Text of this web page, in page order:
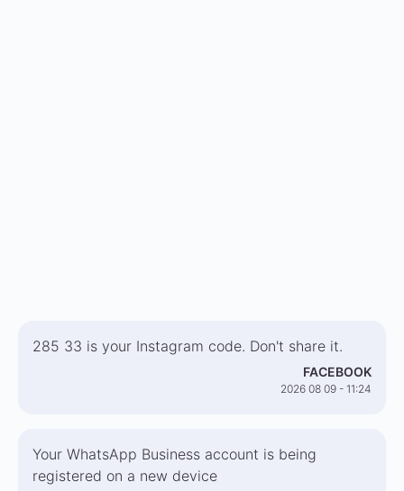
285 33 is your Instagram code. Don't share it.
FACEBOOK
2026 08 09 - 11:24
Your WhatsApp Business account is being
registered on a new device